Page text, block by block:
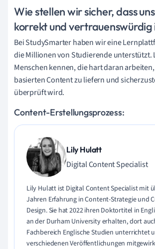
Wie stellen wir sicher, dass
korrekt und vertrauenswürdig
Bei StudySmarter haben wir eine
die Millionen von Studierende unterstützt.
Menschen kennen, die hart daran
basierten Content zu liefern und
überprüft wird.
Content-Erstellungsprozess:
Lily Hulatt
Digital Content Specialist
Lily Hulatt ist Digital Content Specialist mit
Jahren Erfahrung in Content-Strategie und
Design. Sie hat 2022 ihren Doktortitel in
an der Durham University erhalten, dort
Fachbereich Englische Studien unterrichtet
verschiedenen Veröffentlichungen